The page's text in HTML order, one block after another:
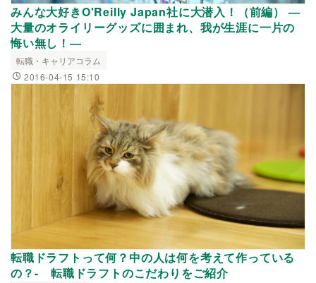
みんな大好きO'Reilly Japan社に大潜入！（前編） ―
大量のオライリーグッズに囲まれ、我が生涯に一片の
悔い無し！―
転職・キャリアコラム
2016-04-15 15:10
転職ドラフトって何？中の人は何を考えて作っている
の？- 転職ドラフトのこだわりをご紹介